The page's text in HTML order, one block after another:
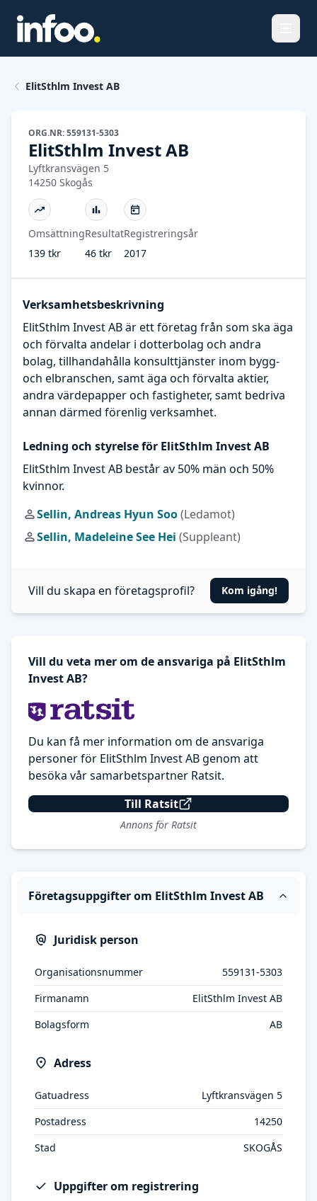
ElitSthlm Invest AB
ORG.NR: 559131-5303
ElitSthlm Invest AB
Lyftkransvägen 5
14250 Skogås
Omsättning
139 tkr
Resultat
46 tkr
Registreringsår
2017
Verksamhetsbeskrivning
ElitSthlm Invest AB är ett företag från som ska äga
och förvalta andelar i dotterbolag och andra
bolag, tillhandahålla konsulttjänster inom bygg-
och elbranschen, samt äga och förvalta aktier,
andra värdepapper och fastigheter, samt bedriva
annan därmed förenlig verksamhet.
Ledning och styrelse för ElitSthlm Invest AB
ElitSthlm Invest AB består av 50% män och 50%
kvinnor.
Sellin, Andreas Hyun Soo(Ledamot)
Sellin, Madeleine See Hei (Suppleant)
Vill du skapa en företagsprofil? Kom igång!
Vill du veta mer om de ansvariga på ElitSthlm
Invest AB?
Du kan få mer information om de ansvariga
personer för ElitSthlm Invest AB genom att
besöka vår samarbetspartner Ratsit.
Till Ratsit
Annons för Ratsit
Företagsuppgifter om ElitSthlm Invest AB
Juridisk person
Organisationsnummer
559131-5303
Firmanamn
ElitSthlm Invest AB
Bolagsform
AB
Adress
Gatuadress
Lyftkransvägen 5
Postadress
14250
Stad
SKOGÅS
Uppgifter om registrering